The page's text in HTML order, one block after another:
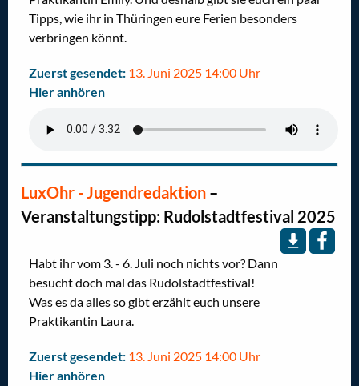
Tipps, wie ihr in Thüringen eure Ferien besonders
verbringen könnt.
Zuerst gesendet: 13. Juni 2025 14:00 Uhr
Hier anhören
LuxOhr - Jugendredaktion –
Veranstaltungstipp: Rudolstadtfestival 2025
Habt ihr vom 3. - 6. Juli noch nichts vor? Dann
besucht doch mal das Rudolstadtfestival!
Was es da alles so gibt erzählt euch unsere
Praktikantin Laura.
Zuerst gesendet: 13. Juni 2025 14:00 Uhr
Hier anhören